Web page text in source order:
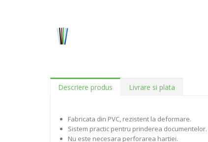
Descriere produs Livrare si plata
Fabricata din PVC, rezistent la deformare.
Sistem practic pentru prinderea documentelor.
Nu este necesara perforarea hartiei.